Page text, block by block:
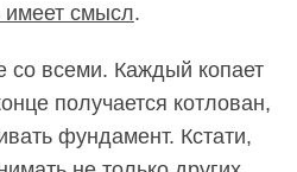
имеет смысл.
со всеми. Каждый копает
получается котлован,
фундамент. Кстати,